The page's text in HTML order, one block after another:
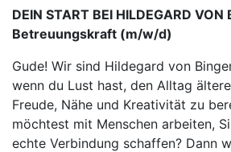
DEIN START BEI HILDEGARD VON
Betreuungskraft (m/w/d)
Gude! Wir sind Hildegard von
wenn du Lust hast, den Alltag
Freude, Nähe und Kreativität zu
möchtest mit Menschen arbeiten,
echte Verbindung schaffen? Dann